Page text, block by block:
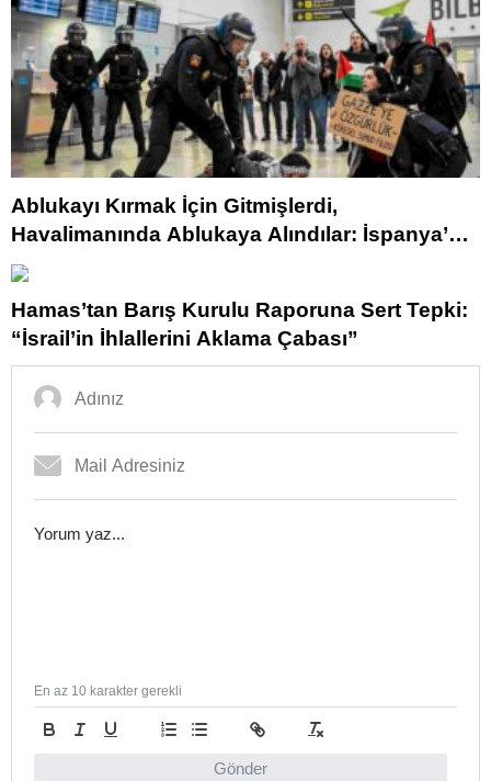
Ablukayı Kırmak İçin Gitmişlerdi,
Havalimanında Ablukaya Alındılar: İspanya’da
Skandal Gece!
Hamas’tan Barış Kurulu Raporuna Sert Tepki:
“İsrail’in İhlallerini Aklama Çabası”
Gönder
En az 10 karakter gerekli